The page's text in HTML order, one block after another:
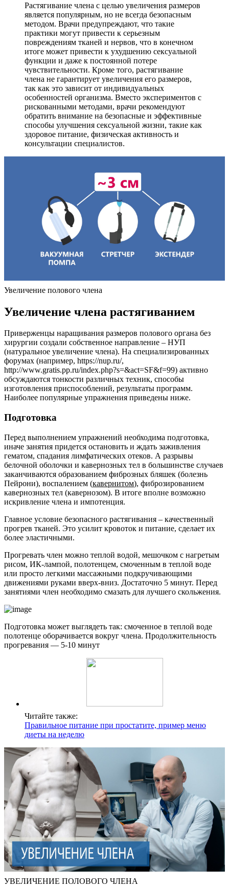
Растягивание члена с целью увеличения размеров
является популярным, но не всегда безопасным
методом. Врачи предупреждают, что такие
практики могут привести к серьезным
повреждениям тканей и нервов, что в конечном
итоге может привести к ухудшению сексуальной
функции и даже к постоянной потере
чувствительности. Кроме того, растягивание
члена не гарантирует увеличения его размеров,
так как это зависит от индивидуальных
особенностей организма. Вместо экспериментов с
рискованными методами, врачи рекомендуют
обратить внимание на безопасные и эффективные
способы улучшения сексуальной жизни, такие как
здоровое питание, физическая активность и
консультации специалистов.
Увеличение полового члена
Увеличение члена растягиванием
Приверженцы наращивания размеров полового органа без
хирургии создали собственное направление – НУП
(натуральное увеличение члена). На специализированных
форумах (например, https://nup.ru/,
http://www.gratis.pp.ru/index.php?s=&act=SF&f=99) активно
обсуждаются тонкости различных техник, способы
изготовления приспособлений, результаты программ.
Наиболее популярные упражнения приведены ниже.
Подготовка
Перед выполнением упражнений необходима подготовка,
иначе занятия придется остановить и ждать заживления
гематом, спадания лимфатических отеков. А разрывы
белочной оболочки и кавернозных тел в большинстве случаев
заканчиваются образованием фиброзных бляшек (болезнь
Пейрони), воспалением (кавернитом), фиброзированием
кавернозных тел (кавернозом). В итоге вполне возможно
искривление члена и импотенция.
Главное условие безопасного растягивания – качественный
прогрев тканей. Это усилит кровоток и питание, сделает их
более эластичными.
Прогревать член можно теплой водой, мешочком с нагретым
рисом, ИК-лампой, полотенцем, смоченным в теплой воде
или просто легкими массажными подкручивающими
движениями руками вверх-вниз. Достаточно 5 минут. Перед
занятиями член необходимо смазать для лучшего скольжения.
Подготовка может выглядеть так: смоченное в теплой воде
полотенце оборачивается вокруг члена. Продолжительность
прогревания — 5-10 минут
Читайте также:
Правильное питание при простатите, пример меню
диеты на неделю
УВЕЛИЧЕНИЕ ПОЛОВОГО ЧЛЕНА